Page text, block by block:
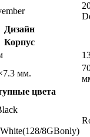
Дизайн
Корпус
мм.
цвета
8GBonly)